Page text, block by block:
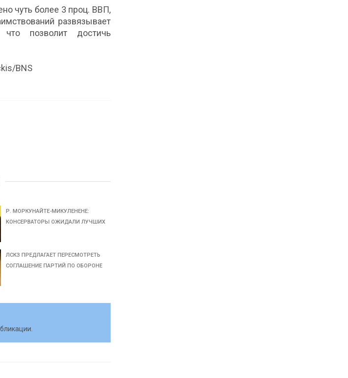
чуть более 3 проц. ВВП,
развязывает
что позволит достичь
BNS
Р. МОРКУНАЙТЕ-МИКУЛЕНЕНЕ:
КОНСЕРВАТОРЫ ОЖИДАЛИ ЛУЧШИХ
ЛСКЗ ПРЕДЛАГАЕТ ПЕРЕСМОТРЕТЬ
СОГЛАШЕНИЕ ПАРТИЙ ПО ОБОРОНЕ